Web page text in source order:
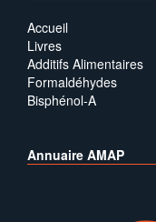
Accueil
Livres
Additifs Alimentaires
Formaldéhydes
Bisphénol-A
Annuaire AMAP